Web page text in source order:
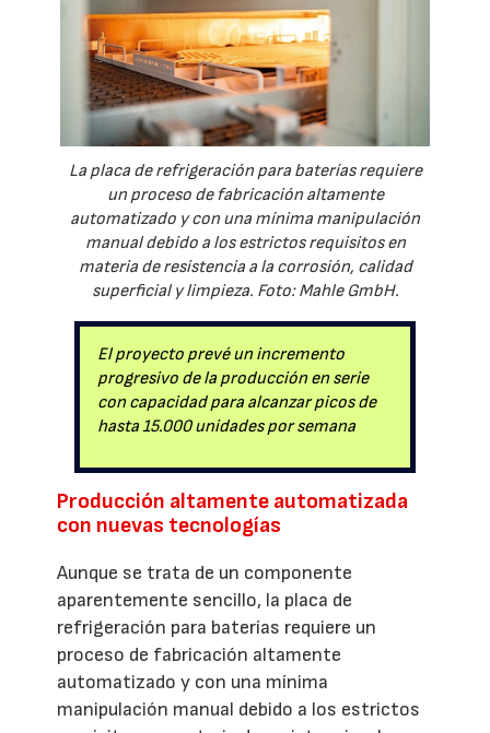
La placa de refrigeración para baterías requiere
un proceso de fabricación altamente
automatizado y con una mínima manipulación
manual debido a los estrictos requisitos en
materia de resistencia a la corrosión, calidad
superficial y limpieza. Foto: Mahle GmbH.
El proyecto prevé un incremento
progresivo de la producción en serie
con capacidad para alcanzar picos de
hasta 15.000 unidades por semana
Producción altamente automatizada
con nuevas tecnologías
Aunque se trata de un componente
aparentemente sencillo, la placa de
refrigeración para baterías requiere un
proceso de fabricación altamente
automatizado y con una mínima
manipulación manual debido a los estrictos